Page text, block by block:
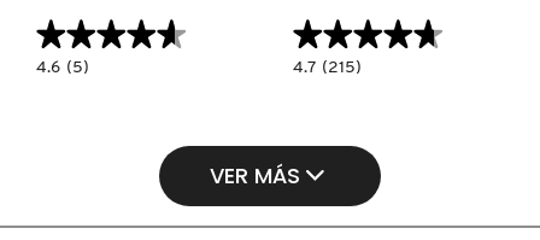
★★★★★
★★★★★
4.6
4.6 (5)
★★★★★
★★★★★
4.7
FACIAL)
4.7 (215)
VER MÁS